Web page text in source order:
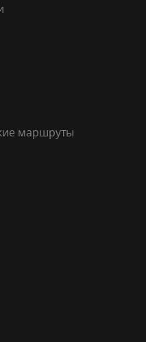
маршруты